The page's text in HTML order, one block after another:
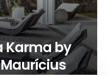
Karma by